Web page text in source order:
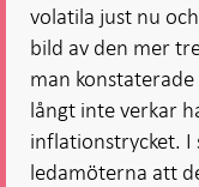
volatila just nu
bild av den mer
man
långt inte verkar
inflationstrycket. I
ledamöterna att